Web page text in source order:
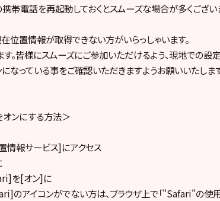
帯電話を再起動しておくとスムーズな場合が多くござい
位置情報が取得できない方がいらっしゃいます。
。皆様にスムーズにご参加いただけるよう、現地での設
なっている事をご確認いただきますようお願いいたしま
ンにする方法＞
報サービス]にアクセス
を[オン]に
アイコンがでない方は、ブラウザ上で「"Safari"の使